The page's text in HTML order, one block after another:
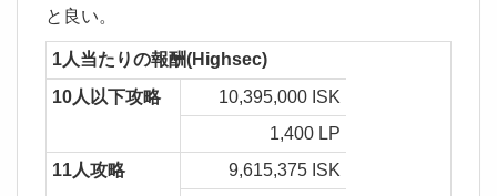
と良い。
1人当たりの報酬(Highsec)
10人以下攻略
10,395,000 ISK
1,400 LP
11人攻略
9,615,375 ISK